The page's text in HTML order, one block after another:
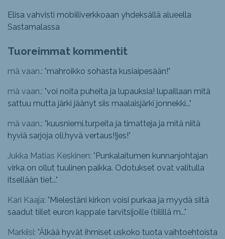
Elisa vahvisti mobiiliverkkoaan yhdeksällä alueella
Sastamalassa
Tuoreimmat kommentit
mä vaan.: "mahroikko sohasta kusiaipesään!"
mä vaan.: "voi noita puheita ja lupauksia! lupaillaan mitä
sattuu mutta järki jäänyt siis maalaisjärki jonnekki..."
mä vaan.: "kuusniemi.turpeita ja timatteja ja mitä niitä
hyviä sarjoja oli,hyvä vertaus!!jes!"
Jukka Matias Keskinen: "Punkalaitumen kunnanjohtajan
virka on ollut tuulinen paikka. Odotukset ovat valitulla
itsellään tiet..."
Kari Kaaja: "Mielestäni kirkon voisi purkaa ja myydä siitä
saadut tiilet euron kappale tarvitsijoille (tiilillä m..."
Markiisi: "Älkää hyvät ihmiset uskoko tuota vaihtoehtoista